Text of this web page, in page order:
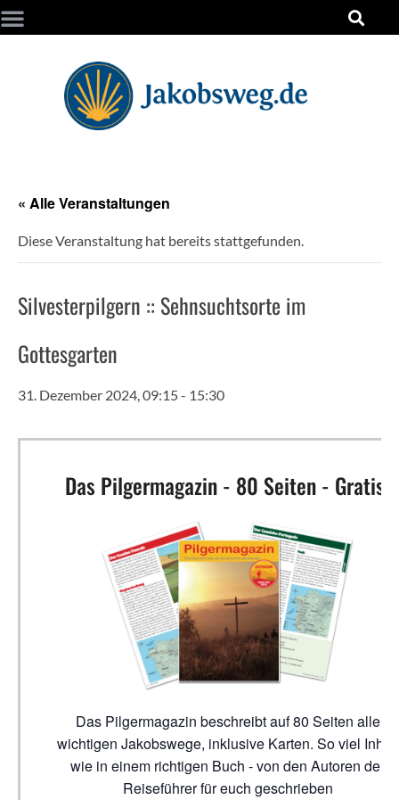
« Alle Veranstaltungen
Diese Veranstaltung hat bereits stattgefunden.
Silvesterpilgern :: Sehnsuchtsorte im
Gottesgarten
31. Dezember 2024, 09:15- 15:30
Das Pilgermagazin - 80 Seiten - Gratis!
Das Pilgermagazin beschreibt auf 80 Seiten alle
wichtigen Jakobswege, inklusive Karten. So viel Inhalt
wie in einem richtigen Buch - von den Autoren der
Reiseführer für euch geschrieben